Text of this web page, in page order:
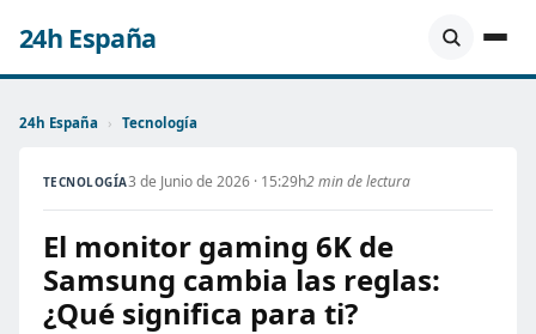
24h España
24h España › Tecnología
TECNOLOGÍA3 de Junio de 2026 · 15:29h2 min de lectura
El monitor gaming 6K de
Samsung cambia las reglas:
¿Qué significa para ti?